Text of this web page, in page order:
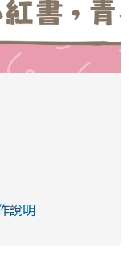
Shorts/
說明